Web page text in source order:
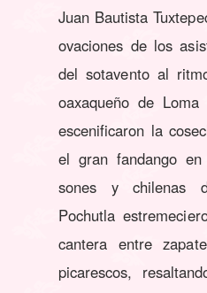
Juan Bautista
ovaciones de los
del sotavento al
oaxaqueño de
escenificaron la
el gran fandango
sones y chilenas
Pochutla
cantera entre
picarescos,